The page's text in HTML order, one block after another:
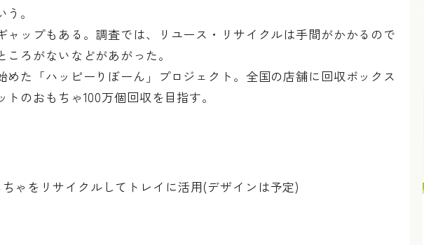
。
ャップもある。調査では、リユース・リサイクルは手間がかかるので
ろがないなどがあがった。
めた「ハッピーりぼーん」プロジェクト。全国の店舗に回収ボックス
のおもちゃ100万個回収を目指す。
ちゃをリサイクルしてトレイに活用(デザインは予定)